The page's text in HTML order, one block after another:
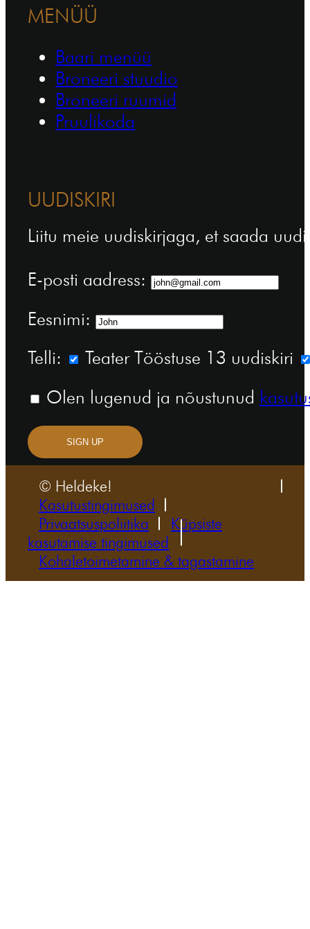
MENÜÜ
Baari menüü
Broneeri stuudio
Broneeri ruumid
Pruulikoda
UUDISKIRI
Liitu meie uudiskirjaga, et saada
E-posti aadress:
Eesnimi:
Telli:
Teater Tööstuse 13 uudiskiri
Olen lugenud ja nõustunud
SIGN UP
© Heldeke!
Kasutustingimused
Privaatsuspoliitika
Küpsiste
kasutamise tingimused
Kohaletoimetamine & tagastamine